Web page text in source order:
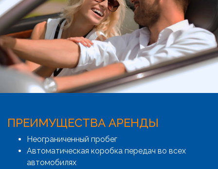
ПРЕИМУЩЕСТВА АРЕНДЫ
Неограниченный пробег
Автоматическая коробка передач во всех
автомобилях